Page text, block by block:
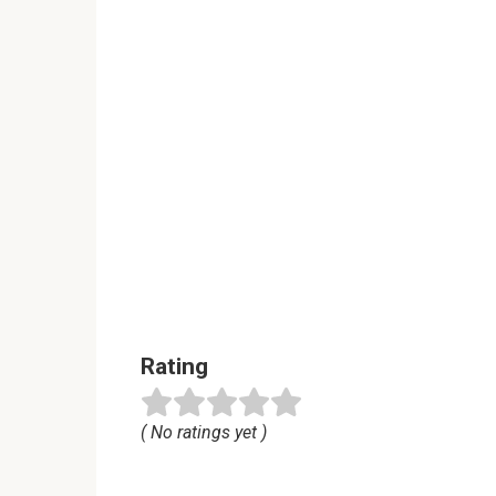
Rating
( No ratings yet )